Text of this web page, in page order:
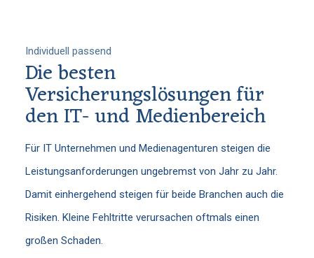
Individuell passend
Die besten
Versicherungslösungen für
den IT- und Medienbereich
Für IT Unternehmen und Medienagenturen steigen die
Leistungsanforderungen ungebremst von Jahr zu Jahr.
Damit einhergehend steigen für beide Branchen auch die
Risiken. Kleine Fehltritte verursachen oftmals einen
großen Schaden.